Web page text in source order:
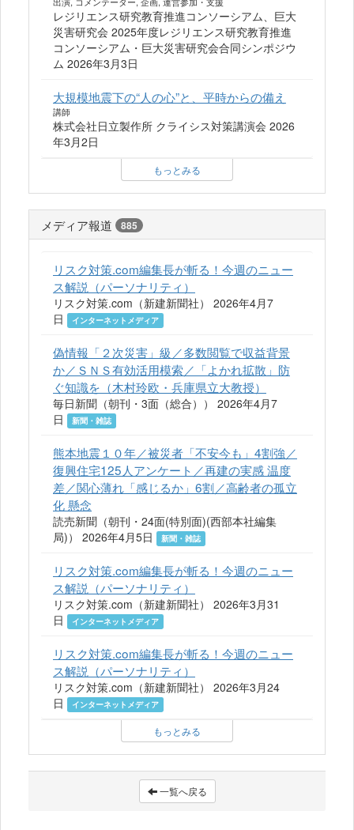
レジリエンス研究教育推進コンソーシアム、巨大
災害研究会 2025年度レジリエンス研究教育推進
コンソーシアム・巨大災害研究会合同シンポジウ
ム 2026年3月3日
大規模地震下の“人の心”と、平時からの備え
講師
株式会社日立製作所 クライシス対策講演会 2026
年3月2日
もっとみる
メディア報道 885
リスク対策.com編集長が斬る！今週のニュー
ス解説（パーソナリティ）
リスク対策.com（新建新聞社） 2026年4月7
日
インターネットメディア
偽情報「２次災害」級／多数閲覧で収益背景
か／ＳＮＳ有効活用模索／「よかれ拡散」防
ぐ知識を（木村玲欧・兵庫県立大教授）
毎日新聞（朝刊・3面（総合）） 2026年4月7
日
新聞・雑誌
熊本地震１０年／被災者「不安今も」4割強／
復興住宅125人アンケート／再建の実感 温度
差／関心薄れ「感じるか」6割／高齢者の孤立
化 懸念
読売新聞（朝刊・24面(特別面)(西部本社編集
局)） 2026年4月5日
新聞・雑誌
リスク対策.com編集長が斬る！今週のニュー
ス解説（パーソナリティ）
リスク対策.com（新建新聞社） 2026年3月31
日
インターネットメディア
リスク対策.com編集長が斬る！今週のニュー
ス解説（パーソナリティ）
リスク対策.com（新建新聞社） 2026年3月24
日
インターネットメディア
もっとみる
一覧へ戻る